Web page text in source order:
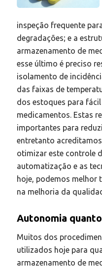
inspeção frequente
degradações; e a
armazenamento de
esse último é preciso
isolamento de
das faixas de
dos estoques para
medicamentos. Estas
importantes para
entretanto
otimizar este controle
automatização e as
hoje, podemos
na melhoria da
Autonomia
Muitos dos
utilizados hoje para
armazenamento de